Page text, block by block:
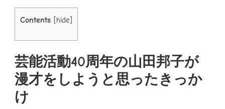
Contents hide
芸能活動40周年の山田邦子が
漫才をしようと思ったきっか
け